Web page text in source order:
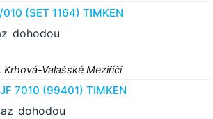
(SET 1164) TIMKEN
dohodou
Krhová-Valašské Meziříčí
7010 (99401) TIMKEN
dohodou